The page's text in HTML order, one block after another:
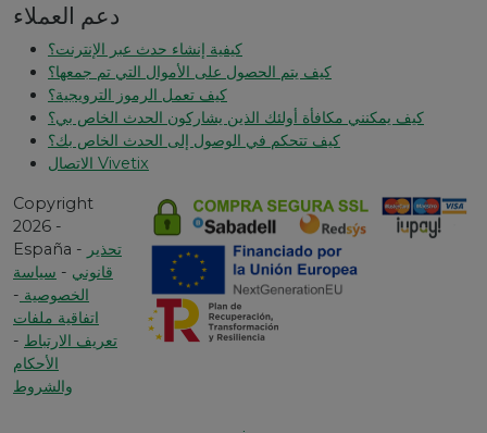
دعم العملاء
كيفية إنشاء حدث عبر الإنترنت؟
كيف يتم الحصول على الأموال التي تم جمعها؟
كيف تعمل الرموز الترويجية؟
كيف يمكنني مكافأة أولئك الذين يشاركون الحدث الخاص بي؟
كيف تتحكم في الوصول إلى الحدث الخاص بك؟
الاتصال Vivetix
Copyright
2026 -
España - تحذير
قانوني - سياسة
الخصوصية -
اتفاقية ملفات
تعريف الارتباط -
الأحكام
والشروط